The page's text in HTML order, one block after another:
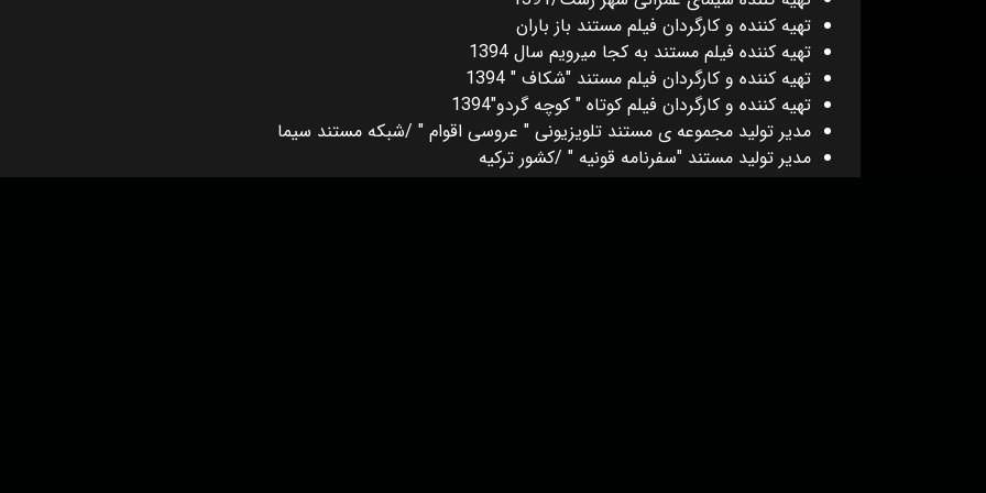
تهیه کننده و کارگردان فیلم مستند باز باران
تهیه کننده فیلم مستند به کجا میرویم سال 1394
تهیه کننده و کارگردان فیلم مستند "شکاف " 1394
تهیه کننده و کارگردان فیلم کوتاه " کوچه گردو"1394
مدیر تولید مجموعه ی مستند تلویزیونی " عروسی اقوام " /شبکه مستند سیما
مدیر تولید مستند "سفرنامه قونیه " /کشور ترکیه